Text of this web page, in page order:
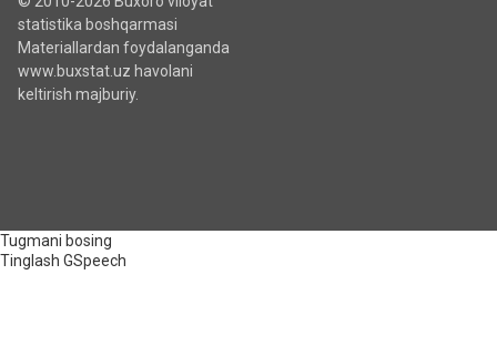
statistika boshqarmasi
Materiallardan foydalanganda
www.buxstat.uz havolani
keltirish majburiy.
Tugmani bosing
Tinglash GSpeech